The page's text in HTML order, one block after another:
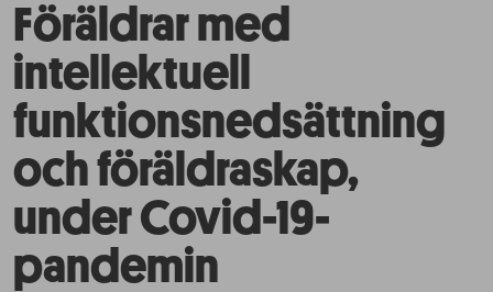
Föräldrar med
intellektuell
funktionsnedsättning
och föräldraskap,
under Covid-19-
pandemin